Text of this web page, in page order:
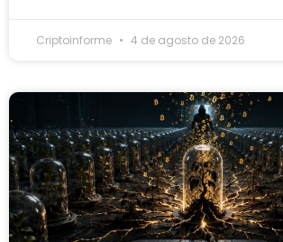
Criptoinforme 4 de agosto de 2026